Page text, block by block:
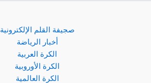
صجيفة القلم الإلكترونية
أخبار الرياضة
الكرة العربية
الكرة الأوروبية
الكرة العالمية